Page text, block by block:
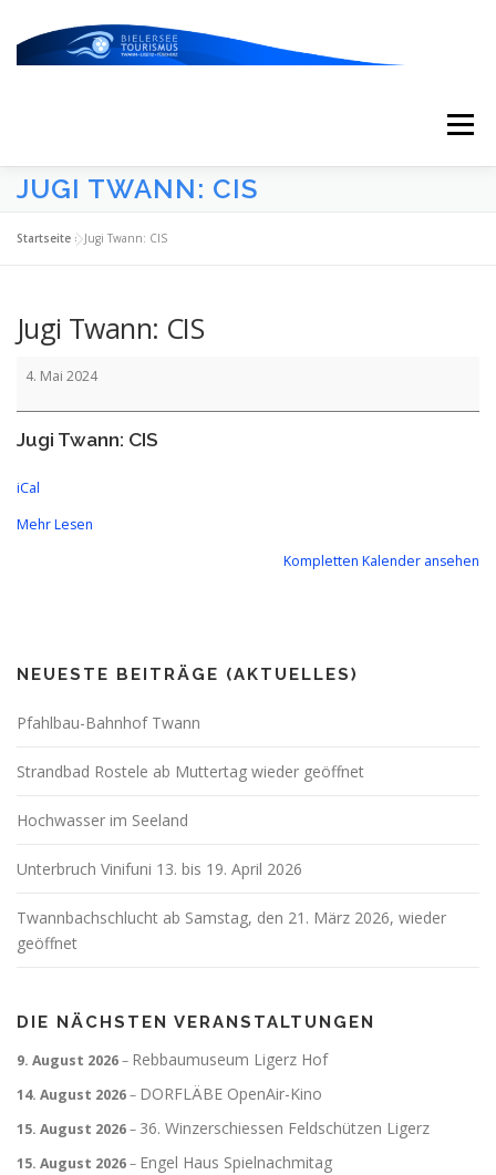
Menü
ESSEN/TRINKEN/SCHLAFEN
JUGI TWANN: CIS
Startseite »Jugi Twann: CIS
Jugi Twann: CIS
CIS
4. Mai 2024
Jugi Twann: CIS
iCal
Mehr Lesen
Kompletten Kalender ansehen
NEUESTE BEITRÄGE (AKTUELLES)
Pfahlbau-Bahnhof Twann
Strandbad Rostele ab Muttertag wieder geöffnet
Hochwasser im Seeland
Unterbruch Vinifuni 13. bis 19. April 2026
Twannbachschlucht ab Samstag, den 21. März 2026, wieder
geöffnet
DIE NÄCHSTEN VERANSTALTUNGEN
9. August 2026– Rebbaumuseum Ligerz Hof
14. August 2026– DORFLÄBE OpenAir-Kino
15. August 2026– 36. Winzerschiessen Feldschützen Ligerz
15. August 2026– Engel Haus Spielnachmitag